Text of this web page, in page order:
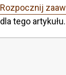
Rozpocznij
dla tego artykułu.